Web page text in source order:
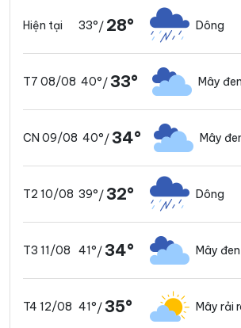
Hiện tại 33°/ 28° Dông
T7 08/08 40°/ 33° Mây
CN 09/08 40°/ 34° Mây
T2 10/08 39°/ 32° Dông
T3 11/08 41°/ 34° Mây
T4 12/08 41°/ 35° Mây rải